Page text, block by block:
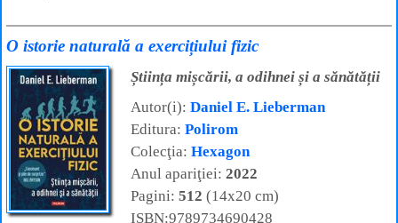
O istorie naturală a exercițiului fizic
Știința mișcării, a odihnei și a sănătății
Autor(i): Daniel E. Lieberman
Editura: Polirom
Colecţia: Hexagon
Anul apariţiei: 2022
Pagini: 512 (14x20 cm)
ISBN:9789734690428